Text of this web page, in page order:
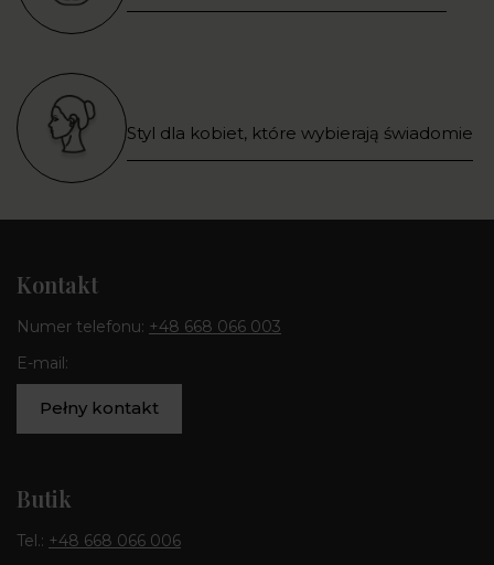
Styl dla kobiet, które wybierają świadomie
Kontakt
Numer telefonu: +48 668 066 003
E-mail:
Pełny kontakt
Butik
Tel.: +48 668 066 006